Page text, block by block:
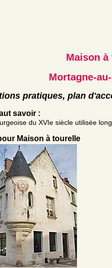
Maison
Mortagne-
pratiques, plan
savoir :
du XVIe siècle utilisée
Maison à tourelle